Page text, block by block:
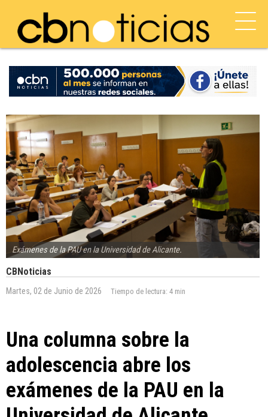
Exámenes de la PAU en la Universidad de Alicante.
CBNoticias
Martes, 02 de Junio de 2026 Tiempo de lectura: 4 min
Una columna sobre la
adolescencia abre los
exámenes de la PAU en la